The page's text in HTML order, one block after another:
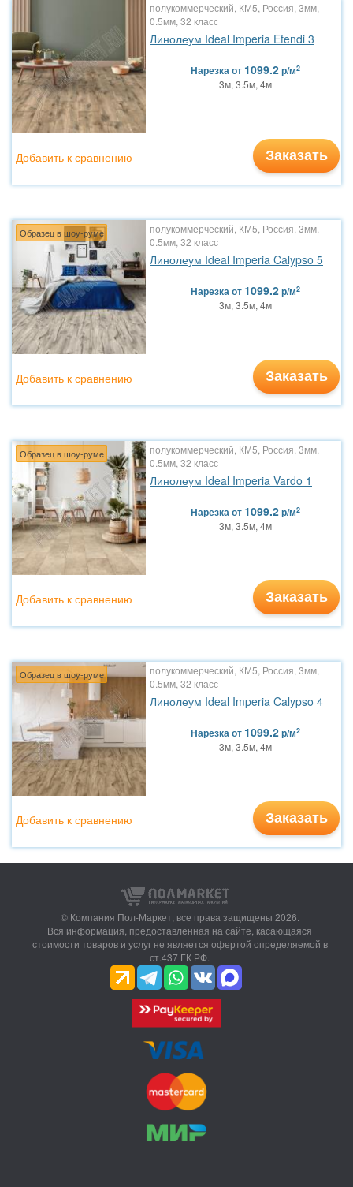
полукоммерческий, КМ5, Россия, 3мм,
0.5мм, 32 класс
Линолеум Ideal Imperia Efendi 3
Нарезкаот 1099.2р/м2
3м, 3.5м, 4м
Заказать
Добавить к сравнению
Образец в шоу-руме
полукоммерческий, КМ5, Россия, 3мм,
0.5мм, 32 класс
Линолеум Ideal Imperia Calypso 5
Нарезкаот 1099.2р/м2
3м, 3.5м, 4м
Заказать
Добавить к сравнению
Образец в шоу-руме
полукоммерческий, КМ5, Россия, 3мм,
0.5мм, 32 класс
Линолеум Ideal Imperia Vardo 1
Нарезкаот 1099.2р/м2
3м, 3.5м, 4м
Заказать
Добавить к сравнению
Образец в шоу-руме
полукоммерческий, КМ5, Россия, 3мм,
0.5мм, 32 класс
Линолеум Ideal Imperia Calypso 4
Нарезкаот 1099.2р/м2
3м, 3.5м, 4м
Заказать
Добавить к сравнению
© Компания Пол-Маркет, все права защищены 2026.
Вся информация, предоставленная на сайте, касающаяся
стоимости товаров и услуг не является офертой определяемой в
ст.437 ГК РФ.